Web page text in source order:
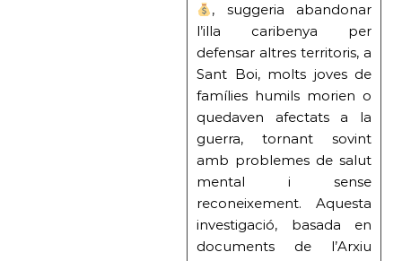
, suggeria abandonar
l’illa caribenya per
defensar altres territoris, a
Sant Boi, molts joves de
famílies humils morien o
quedaven afectats a la
guerra, tornant sovint
amb problemes de salut
mental i sense
reconeixement. Aquesta
investigació, basada en
documents de l’Arxiu